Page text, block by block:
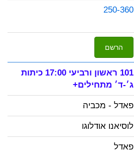
250-360
הרשם
101 ראשון ורביעי 17:00 כיתות
ג׳-ד׳ מתחילים+
פאדל - מכביה
לוסיאנו אודלוגו
פאדל